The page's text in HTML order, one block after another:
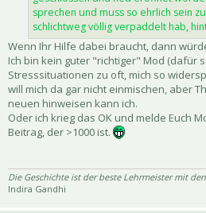
sprechen und muss so ehrlich sein
schlichtweg völlig verpaddelt hab,
Wenn Ihr Hilfe dabei braucht, dann
Ich bin kein guter "richtiger" Mod (dafür
Stresssituationen zu oft, mich so
will mich da gar nicht einmischen, aber
neuen hinweisen kann ich.
Oder ich krieg das OK und melde Euch
Beitrag, der >1000 ist.
Die Geschichte ist der beste Lehrmeister mit
Indira Gandhi